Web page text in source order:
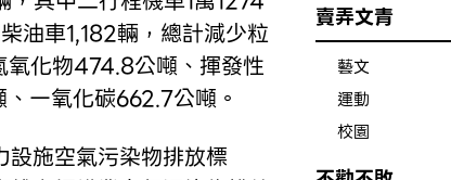
油車1,182輛，總計減少粒
氧化物474.8公噸、揮發性
一氧化碳662.7公噸。
設施空氣污染物排放標
賣弄文青
藝文
運動
校園